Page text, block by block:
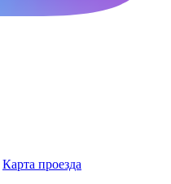
Карта проезда